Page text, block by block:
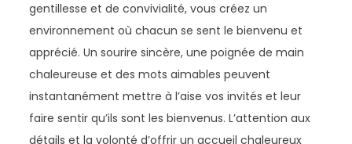
gentillesse et de convivialité, vous créez un
environnement où chacun se sent le bienvenu et
apprécié. Un sourire sincère, une poignée de main
chaleureuse et des mots aimables peuvent
instantanément mettre à l’aise vos invités et leur
faire sentir qu’ils sont les bienvenus. L’attention aux
détails et la volonté d’offrir un accueil chaleureux